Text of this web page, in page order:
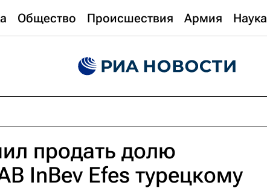
Общество Происшествия Армия Наука
продать долю
InBev Efes турецкому